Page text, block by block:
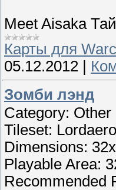
Meet Aisaka
Карты для
05.12.2012
Зомби лэнд
Category: Other
Tileset:
Dimensions:
Playable Area:
Recommended